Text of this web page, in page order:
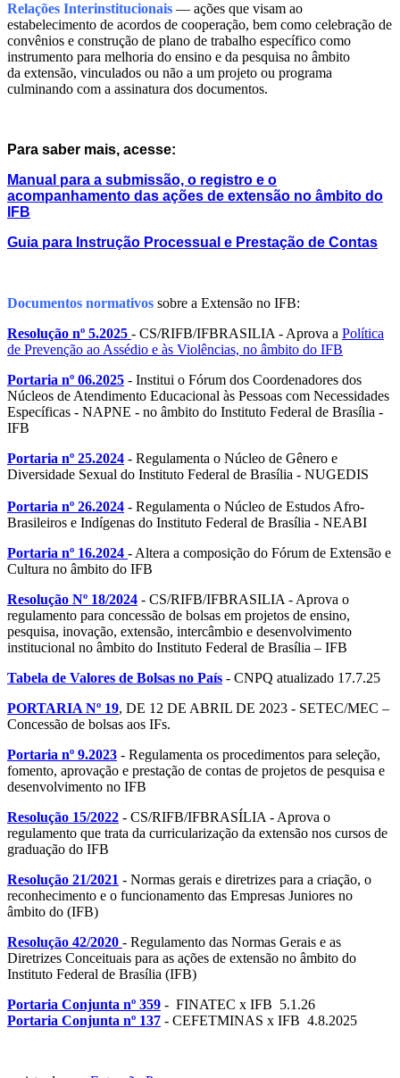
Relações Interinstitucionais — ações que visam ao
estabelecimento de acordos de cooperação, bem como celebração de
convênios e construção de plano de trabalho específico como
instrumento para melhoria do ensino e da pesquisa no âmbito
da extensão, vinculados ou não a um projeto ou programa
culminando com a assinatura dos documentos.
Para saber mais, acesse:
Manual para a submissão, o registro e o
acompanhamento das ações de extensão no âmbito do
IFB
Guia para Instrução Processual e Prestação de Contas
Documentos normativos sobre a Extensão no IFB:
Resolução nº 5.2025 - CS/RIFB/IFBRASILIA - Aprova a Política
de Prevenção ao Assédio e às Violências, no âmbito do IFB
Portaria nº 06.2025 - Institui o Fórum dos Coordenadores dos
Núcleos de Atendimento Educacional às Pessoas com Necessidades
Específicas - NAPNE - no âmbito do Instituto Federal de Brasília -
IFB
Portaria nº 25.2024 - Regulamenta o Núcleo de Gênero e
Diversidade Sexual do Instituto Federal de Brasília - NUGEDIS
Portaria nº 26.2024 - Regulamenta o Núcleo de Estudos Afro-
Brasileiros e Indígenas do Instituto Federal de Brasília - NEABI
Portaria nº 16.2024 - Altera a composição do Fórum de Extensão e
Cultura no âmbito do IFB
Resolução Nº 18/2024 - CS/RIFB/IFBRASILIA - Aprova o
regulamento para concessão de bolsas em projetos de ensino,
pesquisa, inovação, extensão, intercâmbio e desenvolvimento
institucional no âmbito do Instituto Federal de Brasília – IFB
Tabela de Valores de Bolsas no País - CNPQ atualizado 17.7.25
PORTARIA Nº 19, DE 12 DE ABRIL DE 2023 - SETEC/MEC –
Concessão de bolsas aos IFs.
Portaria nº 9.2023 - Regulamenta os procedimentos para seleção,
fomento, aprovação e prestação de contas de projetos de pesquisa e
desenvolvimento no IFB
Resolução 15/2022 - CS/RIFB/IFBRASÍLIA - Aprova o
regulamento que trata da curricularização da extensão nos cursos de
graduação do IFB
Resolução 21/2021 - Normas gerais e diretrizes para a criação, o
reconhecimento e o funcionamento das Empresas Juniores no
âmbito do (IFB)
Resolução 42/2020 - Regulamento das Normas Gerais e as
Diretrizes Conceituais para as ações de extensão no âmbito do
Instituto Federal de Brasília (IFB)
Portaria Conjunta nº 359 - FINATEC x IFB 5.1.26
Portaria Conjunta nº 137 - CEFETMINAS x IFB 4.8.2025